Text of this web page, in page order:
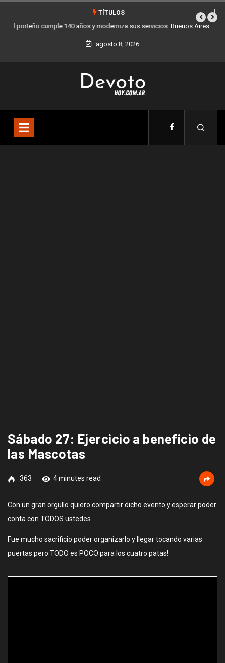
TÍTULOS
Buenos Aires sumó 12 nuevos Bares Notables y ya son 90 en toda la
Ciudad
agosto 8, 2026
Sábado 27: Ejercicio a beneficio de
las Mascotas
363 4 minutes read
Con un gran orgullo quiero compartir dicho evento y esperar poder
conta con TODOS ustedes.
Fue mucho sacrificio poder organizarlo y llegar tocando varias
puertas pero TODO es POCO para los cuatro patas!